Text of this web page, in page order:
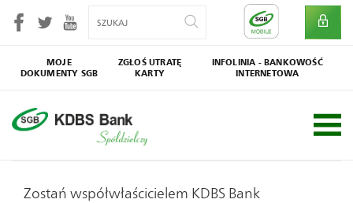
MOJE
DOKUMENTY SGB
ZGŁOŚ UTRATĘ
KARTY
INFOLINIA - BANKOWOŚĆ
INTERNETOWA
Zostań współwłaścicielem KDBS Bank